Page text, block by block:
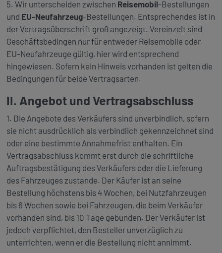
5. Wir unterscheiden zwischen Reisemobil-Bestellungen
und EU-Neufahrzeug-Bestellungen. Entsprechendes ist in
der Vertragsüberschrift groß angezeigt. Vereinzelt sind
Geschäftsbedingen nur für entweder Reisemobile oder
EU-Neufahrzeuge gültig, hier wird entsprechend
hingewiesen. Sofern kein Hinweis vorhanden ist gelten die
Bedingungen für beide Vertragsarten.
II. Angebot und Vertragsabschluss
1. Die Angebote des Verkäufers sind unverbindlich, sofern
sie nicht ausdrücklich als verbindlich gekennzeichnet sind
oder eine bestimmte Annahmefrist enthalten. Ein
Vertragsabschluss kommt erst durch die schriftliche
Auftragsbestätigung des Verkäufers oder die Lieferung
des Fahrzeuges zustande. Der Käufer ist an seine
Bestellung höchstens bis 4 Wochen, bei Nutzfahrzeugen
bis 6 Wochen sowie bei Fahrzeugen, die beim Verkäufer
vorhanden sind, bis 10 Tage gebunden. Der Verkäufer ist
jedoch verpflichtet, den Besteller unverzüglich zu
unterrichten, wenn er die Bestellung nicht annimmt.